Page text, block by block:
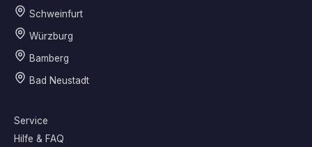
Schweinfurt
Würzburg
Bamberg
Bad Neustadt
Service
Hilfe & FAQ